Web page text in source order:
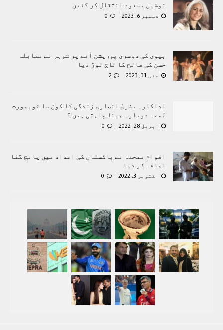
نوشین مسعود انتقال کر گئیں
دسمبر 6, 2023 0
بیوی کی دوسری پوزیشن آنے پر شوہر نے مقابلہ
حسن کی فاتح کا تاج توڑ دیا
مئی 31, 2023 2
اداکارہ بشریٰ انصاری زندگی کا کون سا خوبصورت
لمحہ دوبارہ جینا چاہتی ہیں ؟
اپریل 28, 2022 0
اقوامِ متحدہ نے پاکستان کی امداد میں پانچ گنا
اضافہ کر دیا
اکتوبر 3, 2022 0